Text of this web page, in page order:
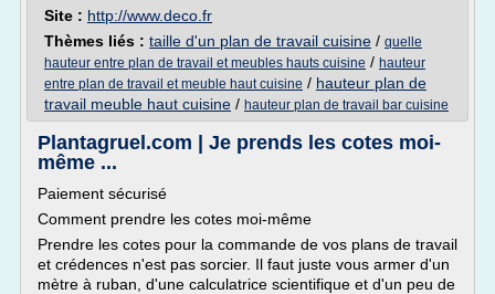
Site : http://www.deco.fr
Thèmes liés : taille d'un plan de travail cuisine / quelle
hauteur entre plan de travail et meubles hauts cuisine / hauteur
entre plan de travail et meuble haut cuisine / hauteur plan de
travail meuble haut cuisine / hauteur plan de travail bar cuisine
Plantagruel.com | Je prends les cotes moi-
même ...
Paiement sécurisé
Comment prendre les cotes moi-même
Prendre les cotes pour la commande de vos plans de travail
et crédences n'est pas sorcier. Il faut juste vous armer d'un
mètre à ruban, d'une calculatrice scientifique et d'un peu de